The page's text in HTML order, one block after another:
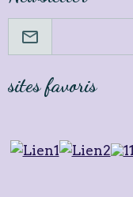
sites favoris